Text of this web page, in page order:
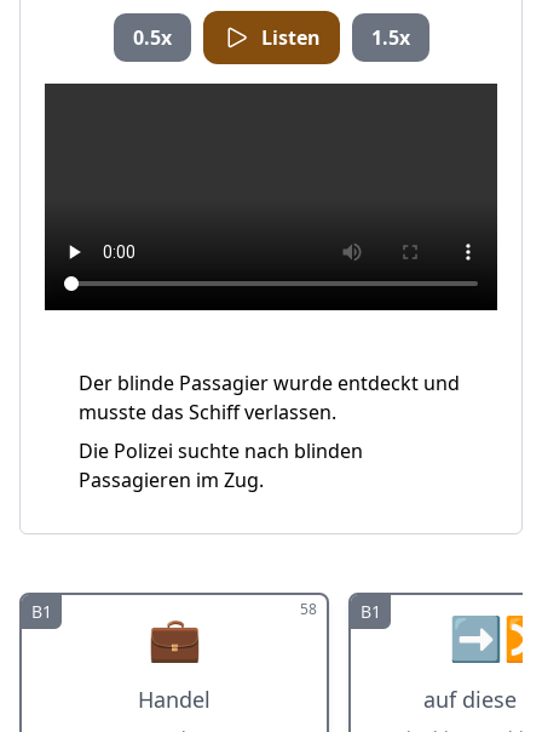
0.5x Listen 1.5x
Der blinde Passagier wurde entdeckt und
musste das Schiff verlassen.
Die Polizei suchte nach blinden
Passagieren im Zug.
B1 58
💼
Handel
B1
auf diese